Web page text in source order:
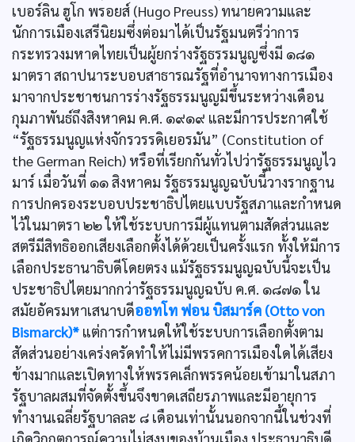
เบอร์ลิน ฮูโก พรอยส์ (Hugo Preuss) ทนายความและ
นักการเมืองเสรีนิยมซึ่งต่อมาได้เป็นรัฐมนตรีว่าการ
กระทรวงมหาดไทยเป็นผู้ยกร่างรัฐธรรมนูญซึ่งมี ๑๘๑
มาตรา สถาปนาระบอบสาธารณรัฐที่อำนาจทางการเมือง
มาจากประชาชนการร่างรัฐธรรมนูญมีขึ้นระหว่างเดือน
กุมภาพันธ์ถึงสิงหาคม ค.ศ. ๑๙๑๙ และมีการประกาศใช้
“รัฐธรรมนูญแห่งจักรวรรดิเยอรมัน” (Constitution of
the German Reich) หรือที่เรียกกันทั่วไปว่ารัฐธรรมนูญไว
มาร์ เมื่อวันที่ ๑๑ สิงหาคม รัฐธรรมนูญฉบับนี้วางรากฐาน
การปกครองระบอบประชาธิปไตยแบบรัฐสภาและกำหนด
ไว้ในมาตรา ๒๒ ให้ใช้ระบบการมีผู้แทนตามสัดส่วนและ
สตรีมีสิทธิออกเสียงเลือกตั้งได้ด้วยเป็นครั้งแรก ทั้งให้มีการ
เลือกประธานาธิบดีโดยตรง แม้รัฐธรรมนูญฉบับนี้จะเป็น
ประชาธิปไตยมากกว่ารัฐธรรมนูญฉบับ ค.ศ. ๑๘๗๑ ใน
สมัยอัครมหาเสนาบดีออทโท ฟอน บิสมาร์ค (Otto von
Bismarck)* แต่การกำหนดให้ใช้ระบบการเลือกตั้งตาม
สัดส่วนอย่างเคร่งครัดทำให้ไม่มีพรรคการเมืองใดได้เสียง
ข้างมากและเปิดทางให้พรรคเล็กพรรคน้อยเข้ามาในสภา
รัฐบาลผสมที่จัดตั้งขึ้นจึงขาดเสถียรภาพและมีอายุการ
ทำงานเฉลี่ยรัฐบาลละ ๘ เดือนเท่านั้นนอกจากนี้ในช่วงที่